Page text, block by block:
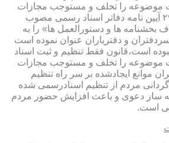
موضوعه را تخلف و مستوجب مجازات
دانسته است ولی ماده ۲۹ آیین نامه دفاتر اسناد رسمی مصوب
بخشنامه ها و دستورالعمل ها» را به
و دفتریاران عنوان نموده است
است،قانون فقط تنظیم و ثبت اسناد
موضوعه را تخلف و مستوجب مجازات
موانع ایجادشده بر سر راه تنظیم
مردم از تنظیم اسنادرسمی شده
ساز دعوی و باعث افزایش حضور مردم
است.